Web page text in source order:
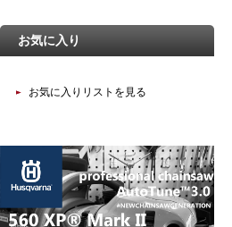
お気に入り
お気に入りリストを見る